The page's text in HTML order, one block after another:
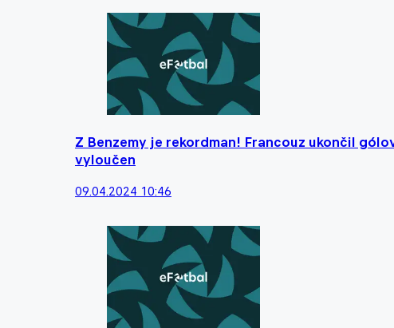
Z Benzemy je rekordman! Francouz ukončil
vyloučen
09.04.2024 10:46